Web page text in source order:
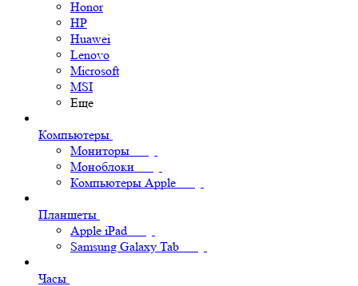
Honor
HP
Huawei
Lenovo
Microsoft
MSI
Еще
Компьютеры
Мониторы
Моноблоки
Компьютеры Apple
Планшеты
Apple iPad
Samsung Galaxy Tab
Часы